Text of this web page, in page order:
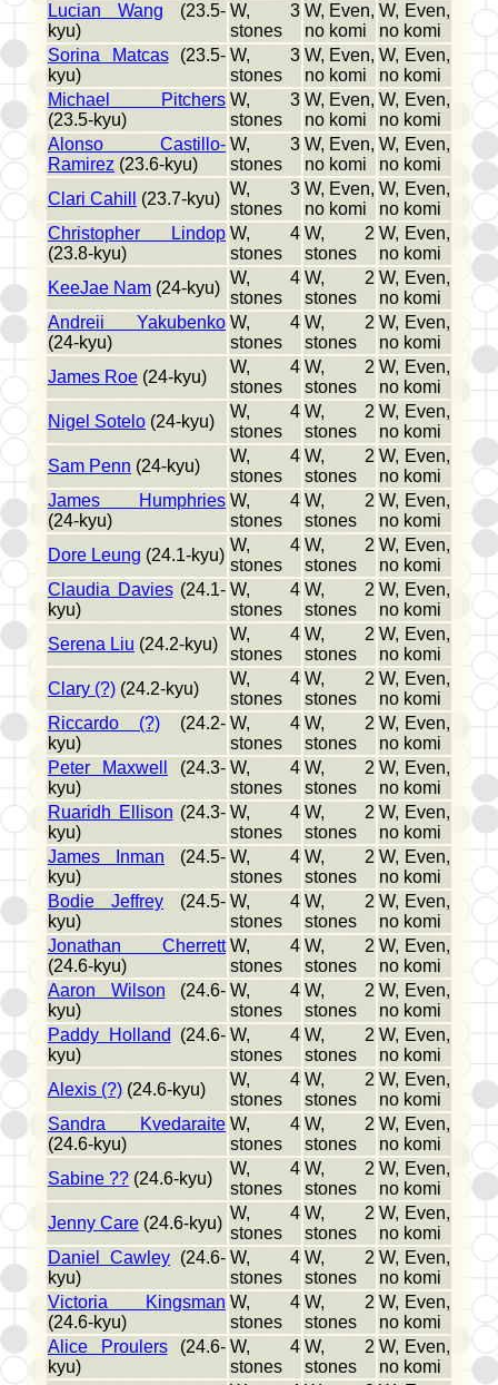
Lucian Wang (23.5-
kyu)
W, 3
stones
W, Even,
no komi
W, Even,
no komi
Sorina Matcas(23.5-
kyu)
W, 3
stones
W, Even,
no komi
W, Even,
no komi
Michael Pitchers
(23.5-kyu)
W, 3
stones
W, Even,
no komi
W, Even,
no komi
Alonso Castillo-
Ramirez (23.6-kyu)
W, 3
stones
W, Even,
no komi
W, Even,
no komi
Clari Cahill
(23.7-kyu)
W, 3
stones
W, Even,
no komi
W, Even,
no komi
Christopher Lindop
(23.8-kyu)
W, 4
stones
W, 2
stones
W, Even,
no komi
KeeJae Nam (24-kyu)
W, 4
stones
W, 2
stones
W, Even,
no komi
Andreii Yakubenko
(24-kyu)
W, 4
stones
W, 2
stones
W, Even,
no komi
James Roe (24-kyu)
W, 4
stones
W, 2
stones
W, Even,
no komi
Nigel Sotelo (24-kyu)
W, 4
stones
W, 2
stones
W, Even,
no komi
Sam Penn (24-kyu)
W, 4
stones
W, 2
stones
W, Even,
no komi
James Humphries
(24-kyu)
W, 4
stones
W, 2
stones
W, Even,
no komi
Dore Leung (24.1-kyu)
W, 4
stones
W, 2
stones
W, Even,
no komi
Claudia Davies(24.1-
kyu)
W, 4
stones
W, 2
stones
W, Even,
no komi
Serena Liu (24.2-kyu)
W, 4
stones
W, 2
stones
W, Even,
no komi
Clary (?) (24.2-kyu)
W, 4
stones
W, 2
stones
W, Even,
no komi
Riccardo (?) (24.2-
kyu)
W, 4
stones
W, 2
stones
W, Even,
no komi
Peter Maxwell
(24.3-
kyu)
W, 4
stones
W, 2
stones
W, Even,
no komi
Ruaridh Ellison (24.3-
kyu)
W, 4
stones
W, 2
stones
W, Even,
no komi
James Inman (24.5-
kyu)
W, 4
stones
W, 2
stones
W, Even,
no komi
Bodie Jeffrey (24.5-
kyu)
W, 4
stones
W, 2
stones
W, Even,
no komi
Jonathan Cherrett
(24.6-kyu)
W, 4
stones
W, 2
stones
W, Even,
no komi
Aaron Wilson (24.6-
kyu)
W, 4
stones
W, 2
stones
W, Even,
no komi
Paddy Holland (24.6-
kyu)
W, 4
stones
W, 2
stones
W, Even,
no komi
Alexis (?) (24.6-kyu)
W, 4
stones
W, 2
stones
W, Even,
no komi
Sandra Kvedaraite
(24.6-kyu)
W, 4
stones
W, 2
stones
W, Even,
no komi
Sabine ?? (24.6-kyu)
W, 4
stones
W, 2
stones
W, Even,
no komi
Jenny Care (24.6-kyu)
W, 4
stones
W, 2
stones
W, Even,
no komi
Daniel Cawley (24.6-
kyu)
W, 4
stones
W, 2
stones
W, Even,
no komi
Victoria Kingsman
(24.6-kyu)
W, 4
stones
W, 2
stones
W, Even,
no komi
Alice Proulers(24.6-
kyu)
W, 4
stones
W, 2
stones
W, Even,
no komi